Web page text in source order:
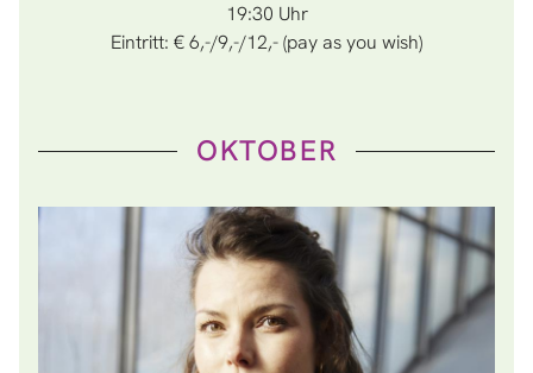
19:30
Eintritt: € 6,-/9,-/12,- (pay as you wish)
OKTOBER